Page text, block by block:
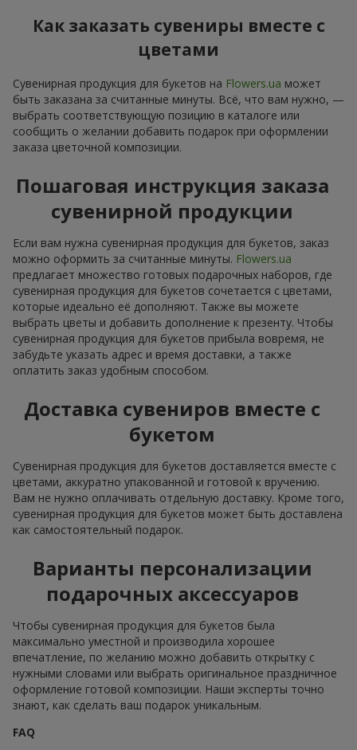
Как заказать сувениры вместе с
цветами
Сувенирная продукция для букетов на Flowers.ua может
быть заказана за считанные минуты. Всё, что вам нужно, —
выбрать соответствующую позицию в каталоге или
сообщить о желании добавить подарок при оформлении
заказа цветочной композиции.
Пошаговая инструкция заказа
сувенирной продукции
Если вам нужна сувенирная продукция для букетов, заказ
можно оформить за считанные минуты. Flowers.ua
предлагает множество готовых подарочных наборов, где
сувенирная продукция для букетов сочетается с цветами,
которые идеально её дополняют. Также вы можете
выбрать цветы и добавить дополнение к презенту. Чтобы
сувенирная продукция для букетов прибыла вовремя, не
забудьте указать адрес и время доставки, а также
оплатить заказ удобным способом.
Доставка сувениров вместе с
букетом
Сувенирная продукция для букетов доставляется вместе с
цветами, аккуратно упакованной и готовой к вручению.
Вам не нужно оплачивать отдельную доставку. Кроме того,
сувенирная продукция для букетов может быть доставлена
как самостоятельный подарок.
Варианты персонализации
подарочных аксессуаров
Чтобы сувенирная продукция для букетов была
максимально уместной и производила хорошее
впечатление, по желанию можно добавить открытку с
нужными словами или выбрать оригинальное праздничное
оформление готовой композиции. Наши эксперты точно
знают, как сделать ваш подарок уникальным.
FAQ